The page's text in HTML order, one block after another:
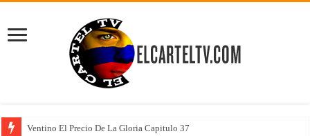
Ventino El Precio De La Gloria Capitulo 37